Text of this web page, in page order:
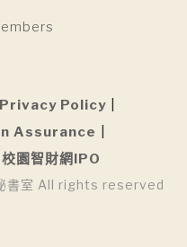
Privacy Policy
Assurance
校園智財網IPO
書室 All rights reserved